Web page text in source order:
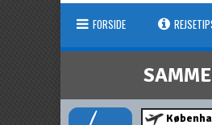
FORSIDE